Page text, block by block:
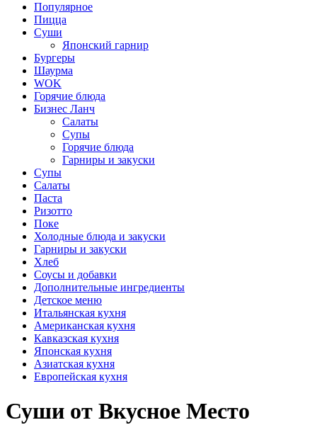
Популярное
Пицца
Суши
Японский гарнир
Бургеры
Шаурма
WOK
Горячие блюда
Бизнес Ланч
Салаты
Супы
Горячие блюда
Гарниры и закуски
Супы
Салаты
Паста
Ризотто
Поке
Холодные блюда и закуски
Гарниры и закуски
Хлеб
Соусы и добавки
Дополнительные ингредиенты
Детское меню
Итальянская кухня
Американская кухня
Кавказская кухня
Японская кухня
Азиатская кухня
Европейская кухня
Суши от Вкусное Место